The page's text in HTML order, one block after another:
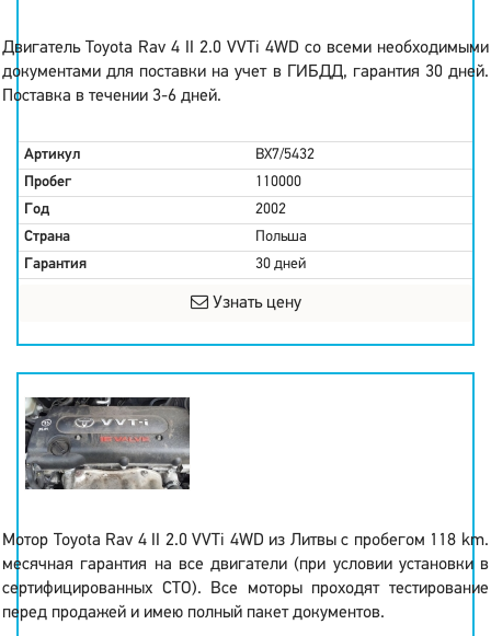
Двигатель Toyota Rav 4 II 2.0 VVTi 4WD со всеми необходимыми
документами для поставки на учет в ГИБДД, гарантия 30 дней.
Поставка в течении 3-6 дней.
Артикул
BX7/5432
Пробег
110000
Год
2002
Страна
Польша
Гарантия
30 дней
Узнать цену
Мотор Toyota Rav 4 II 2.0 VVTi 4WD из Литвы с пробегом 118 km.
месячная гарантия на все двигатели (при условии установки в
сертифицированных СТО). Все моторы проходят тестирование
перед продажей и имею полный пакет документов.